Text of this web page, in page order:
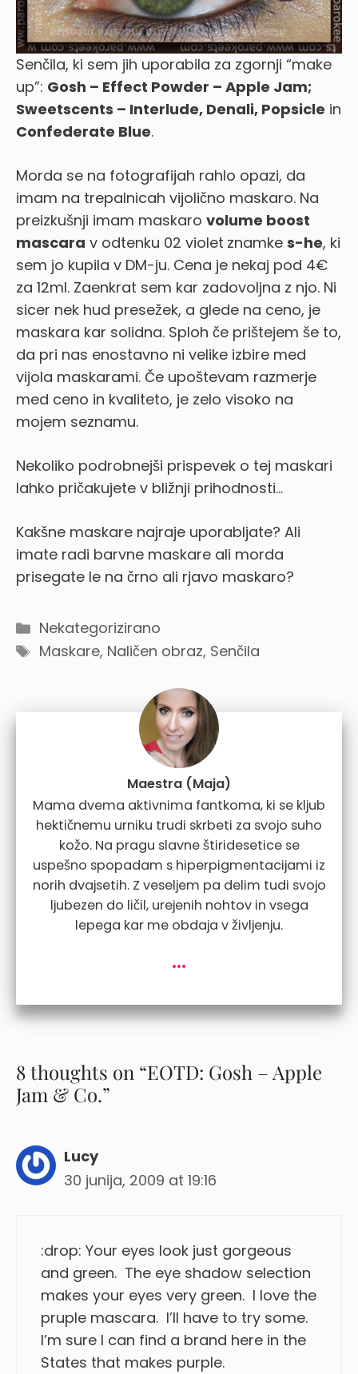
Senčila, ki sem jih uporabila za zgornji “make
up”: Gosh – Effect Powder – Apple Jam;
Sweetscents – Interlude, Denali, Popsicle in
Confederate Blue.
Morda se na fotografijah rahlo opazi, da
imam na trepalnicah vijolično maskaro. Na
preizkušnji imam maskaro volume boost
mascara v odtenku 02 violet znamke s-he, ki
sem jo kupila v DM-ju. Cena je nekaj pod 4€
za 12ml. Zaenkrat sem kar zadovoljna z njo. Ni
sicer nek hud presežek, a glede na ceno, je
maskara kar solidna. Sploh če prištejem še to,
da pri nas enostavno ni velike izbire med
vijola maskarami. Če upoštevam razmerje
med ceno in kvaliteto, je zelo visoko na
mojem seznamu.
Nekoliko podrobnejši prispevek o tej maskari
lahko pričakujete v bližnji prihodnosti…
Kakšne maskare najraje uporabljate? Ali
imate radi barvne maskare ali morda
prisegate le na črno ali rjavo maskaro?
Categories
Nekategorizirano
Tags
Maskare, Naličen obraz, Senčila
Maestra (Maja)
Mama dvema aktivnima fantkoma, ki se kljub
hektičnemu urniku trudi skrbeti za svojo suho
kožo. Na pragu slavne štiridesetice se
uspešno spopadam s hiperpigmentacijami iz
norih dvajsetih. Z veseljem pa delim tudi svojo
ljubezen do ličil, urejenih nohtov in vsega
lepega kar me obdaja v življenju.
...
8 thoughts on “EOTD: Gosh – Apple
Jam & Co.”
Lucy
30 junija, 2009 at 19:16
:drop: Your eyes look just gorgeous
and green. The eye shadow selection
makes your eyes very green. I love the
pruple mascara. I’ll have to try some.
I’m sure I can find a brand here in the
States that makes purple.